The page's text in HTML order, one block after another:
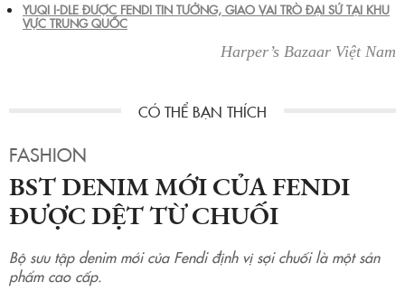
YUQI I-DLE ĐƯỢC FENDI TIN TƯỞNG, GIAO VAI TRÒ ĐẠI SỨ TẠI KHU
VỰC TRUNG QUỐC
Harper’s Bazaar Việt Nam
FASHION
BST DENIM MỚI CỦA FENDI
ĐƯỢC DỆT TỪ CHUỐI
Bộ sưu tập denim mới của Fendi định vị sợi chuối là một sản
phẩm cao cấp.